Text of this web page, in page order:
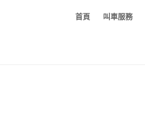
首頁 叫車服務